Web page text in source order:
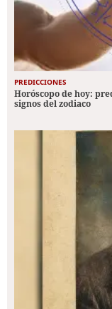
PREDICCIONES
Horóscopo de hoy:
signos del zodiaco